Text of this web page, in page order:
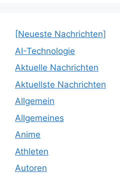
[Neueste Nachrichten]
AI-Technologie
Aktuelle Nachrichten
Aktuellste Nachrichten
Allgemein
Allgemeines
Anime
Athleten
Autoren